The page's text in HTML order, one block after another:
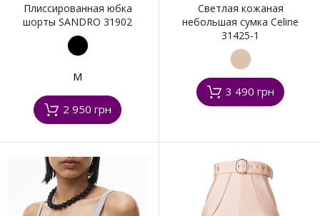
Плиссированная юбка
шорты SANDRO 31902
M
2 950 грн
Светлая кожаная
небольшая сумка Celine
31425-1
3 490 грн